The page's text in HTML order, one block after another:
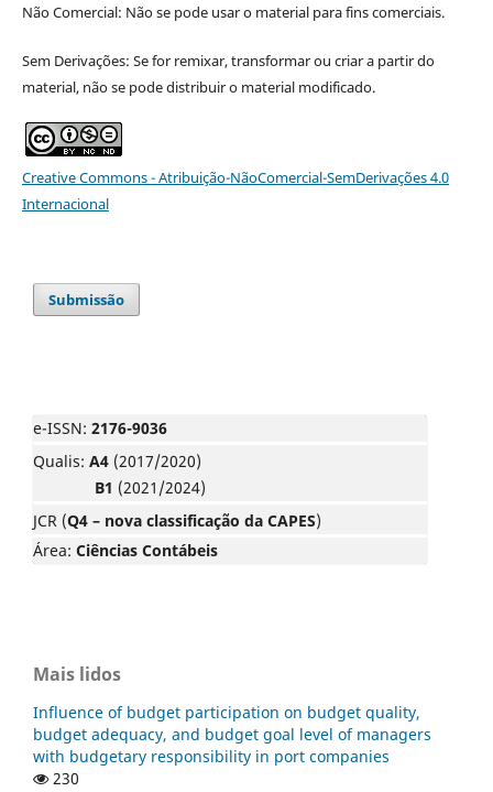
Não Comercial: Não se pode usar o material para fins comerciais.
Sem Derivações: Se for remixar, transformar ou criar a partir do
material, não se pode distribuir o material modificado.
Creative Commons - Atribuição-NãoComercial-SemDerivações 4.0
Internacional
Submissão
e-ISSN: 2176-9036
Qualis: A4 (2017/2020)
B1 (2021/2024)
JCR (Q4 – nova classificação da CAPES)
Área: Ciências Contábeis
Mais lidos
Influence of budget participation on budget quality,
budget adequacy, and budget goal level of managers
with budgetary responsibility in port companies
230